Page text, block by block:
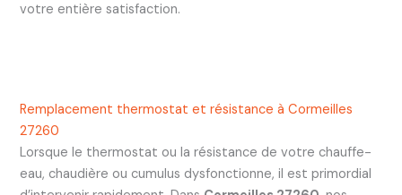
votre entière satisfaction.
Remplacement thermostat et résistance à Cormeilles
27260
Lorsque le thermostat ou la résistance de votre chauffe-
eau, chaudière ou cumulus dysfonctionne, il est primordial